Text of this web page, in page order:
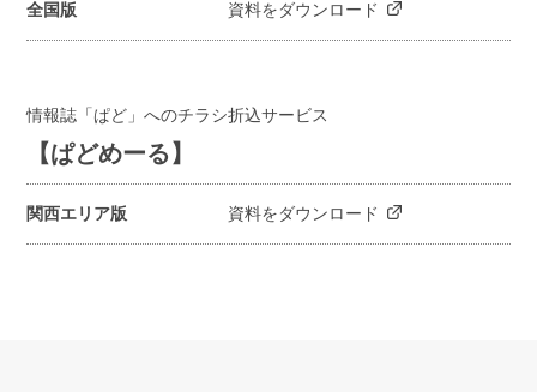
全国版 資料をダウンロード
情報誌「ぱど」へのチラシ折込サービス
【ぱどめーる】
関西エリア版 資料をダウンロード